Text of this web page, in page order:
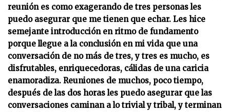
reunión es como exagerando de tres personas les
puedo asegurar que me tienen que echar. Les hice
semejante introducción en ritmo de fundamento
porque llegue a la conclusión en mi vida que una
conversación de no más de tres, y tres es mucho, es
disfrutables, enriquecedoras, cálidas de una caricia
enamoradiza. Reuniones de muchos, poco tiempo,
después de las dos horas les puedo asegurar que las
conversaciones caminan a lo trivial y tribal, y terminan